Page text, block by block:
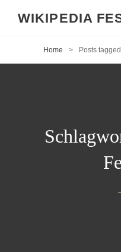
WIKIPEDIA
Home > Posts tagged